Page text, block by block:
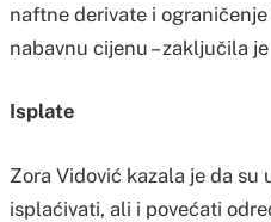
naftne derivate i
nabavnu cijenu – zaključila
Isplate
Zora Vidović kazala je da su
isplaćivati, ali i povećati